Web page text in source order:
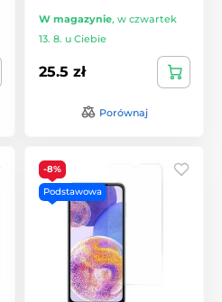
W magazynie, w czwartek
13. 8. u Ciebie
25.5 zł
Porównaj
-8%
Podstawowa